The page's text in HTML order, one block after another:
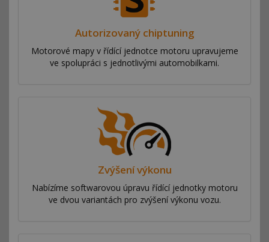
Autorizovaný chiptuning
Motorové mapy v řídící jednotce motoru upravujeme
ve spolupráci s jednotlivými automobilkami.
Zvýšení výkonu
Nabízíme softwarovou úpravu řídící jednotky motoru
ve dvou variantách pro zvýšení výkonu vozu.